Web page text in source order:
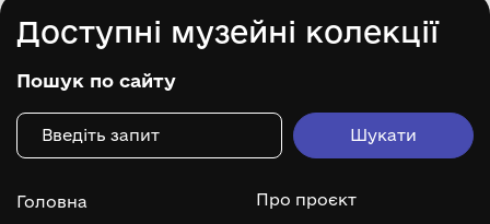
Доступні музейні колекції
Пошук по сайту
Головна
Про проєкт